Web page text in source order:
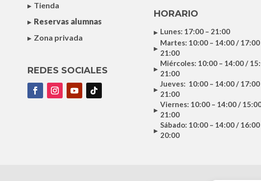
Tienda
Reservas alumnas
Zona privada
REDES SOCIALES
HORARIO
Lunes: 17:00 – 21:00
Martes: 10:00 – 14:00 / 17:00
21:00
Miércoles: 10:00 – 14:00 /
21:00
Jueves: 10:00 – 14:00 / 17:00
21:00
Viernes: 10:00 – 14:00 /
21:00
Sábado: 10:00 – 14:00 / 16:00
20:00